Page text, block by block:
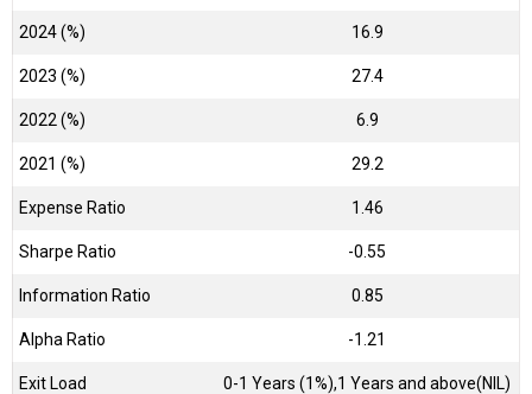
2024 (%) 16.9
2023 (%) 27.4
2022 (%) 6.9
2021 (%) 29.2
Expense Ratio 1.46
Sharpe Ratio -0.55
Information Ratio 0.85
Alpha Ratio -1.21
Exit Load 0-1 Years (1%),1 Years and above(NIL)